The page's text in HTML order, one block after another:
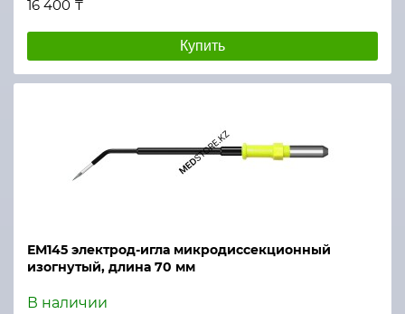
16 400 ₸
Купить
ЕМ145 электрод-игла микродиссекционный
изогнутый, длина 70 мм
В наличии